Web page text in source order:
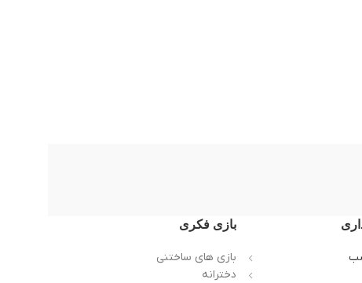
بازی فکری
بازی های ساختنی
دخترانه